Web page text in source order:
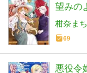
望みの
ナ・コ
柑奈まち
69
悪役令